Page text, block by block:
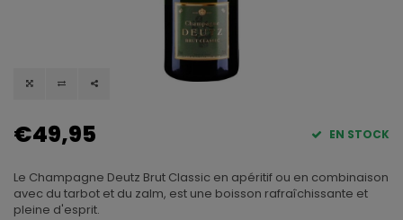
€49,95 EN STOCK
Le Champagne Deutz Brut Classic en apéritif ou en combinaison
avec du tarbot et du zalm, est une boisson rafraîchissante et
pleine d'esprit.